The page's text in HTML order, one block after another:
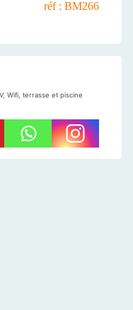
réf : BM266
Wifi, terrasse et piscine